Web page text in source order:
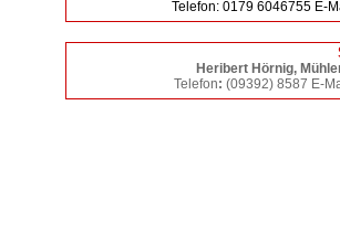
Telefon: 0179 6046755 E-
Heribert Hörnig,
Telefon: (09392) 8587 E-